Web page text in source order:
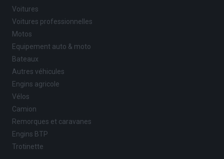
Voitures
Voitures professionnelles
Motos
Equipement auto & moto
Bateaux
Autres véhicules
Engins agricole
Vélos
Camion
Remorques et caravanes
Engins BTP
Trotinette